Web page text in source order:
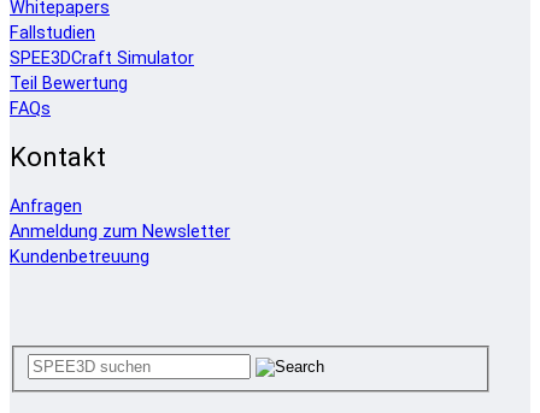
Whitepapers
Fallstudien
SPEE3DCraft Simulator
Teil Bewertung
FAQs
Kontakt
Anfragen
Anmeldung zum Newsletter
Kundenbetreuung